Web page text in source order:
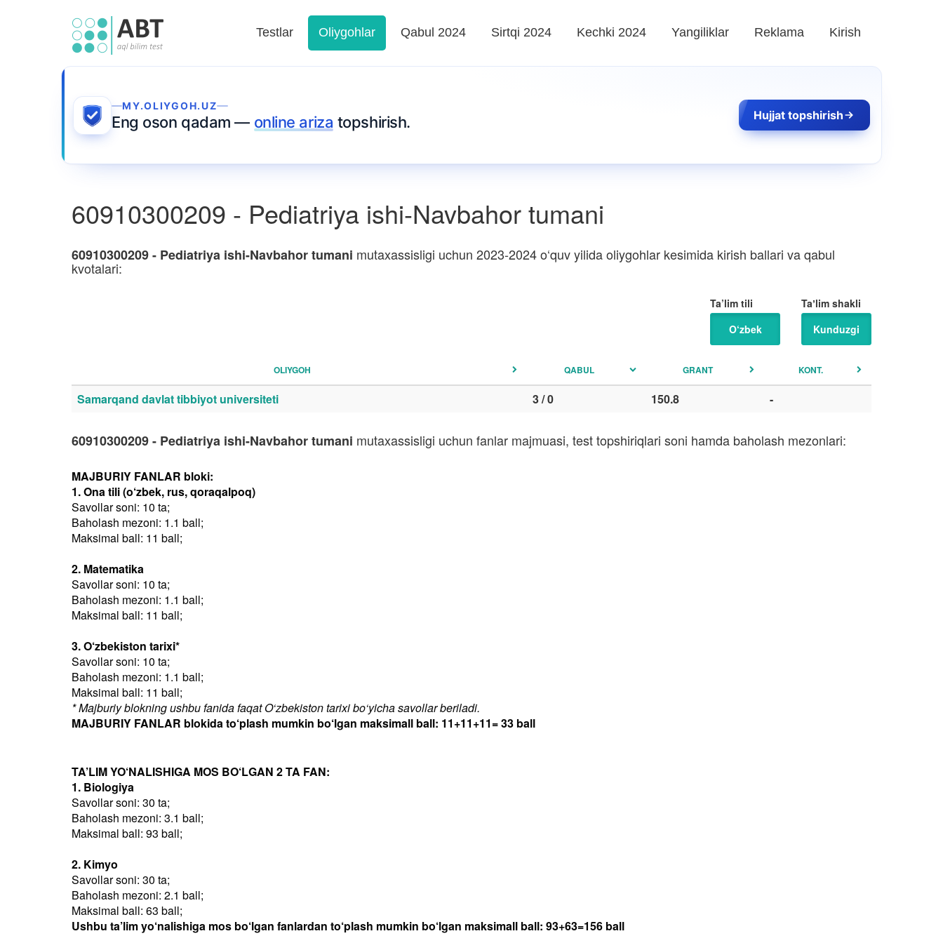
Testlar Oliygohlar Qabul 2024 Sirtqi 2024 Kechki 2024 Yangiliklar Reklama Kirish
MY.OLIYGOH.UZ
Eng oson qadam — online ariza topshirish. Hujjat topshirish
60910300209 - Pediatriya ishi-Navbahor tumani
60910300209 - Pediatriya ishi-Navbahor tumani mutaxassisligi uchun 2023-2024 o‘quv yilida oliygohlar kesimida kirish ballari va qabul
kvotalari:
Taʼlim shakli
Kunduzgi
Ta’lim tili
O‘zbek
OLIYGOH QABUL GRANT KONT.
Samarqand davlat tibbiyot universiteti 3 / 0 150.8 -
60910300209 - Pediatriya ishi-Navbahor tumani mutaxassisligi uchun fanlar majmuasi, test topshiriqlari soni hamda baholash mezonlari:
MAJBURIY FANLAR bloki:
1. Ona tili (o‘zbek, rus, qoraqalpoq)
Savollar soni: 10 ta;
Baholash mezoni: 1.1 ball;
Maksimal ball: 11 ball;
2. Matematika
Savollar soni: 10 ta;
Baholash mezoni: 1.1 ball;
Maksimal ball: 11 ball;
3. O‘zbekiston tarixi*
Savollar soni: 10 ta;
Baholash mezoni: 1.1 ball;
Maksimal ball: 11 ball;
* Majburiy blokning ushbu fanida faqat O‘zbekiston tarixi bo‘yicha savollar beriladi.
MAJBURIY FANLAR blokida to‘plash mumkin bo‘lgan maksimall ball: 11+11+11= 33 ball
TA’LIM YO‘NALISHIGA MOS BO‘LGAN 2 TA FAN:
1. Biologiya
Savollar soni: 30 ta;
Baholash mezoni: 3.1 ball;
Maksimal ball: 93 ball;
2. Kimyo
Savollar soni: 30 ta;
Baholash mezoni: 2.1 ball;
Maksimal ball: 63 ball;
Ushbu ta’lim yo‘nalishiga mos bo‘lgan fanlardan to‘plash mumkin bo‘lgan maksimall ball: 93+63=156 ball